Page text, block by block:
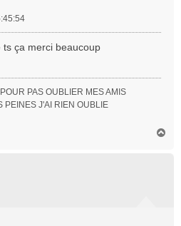
ça merci beaucoup
PAS OUBLIER MES AMIS
PEINES J'AI RIEN OUBLIE